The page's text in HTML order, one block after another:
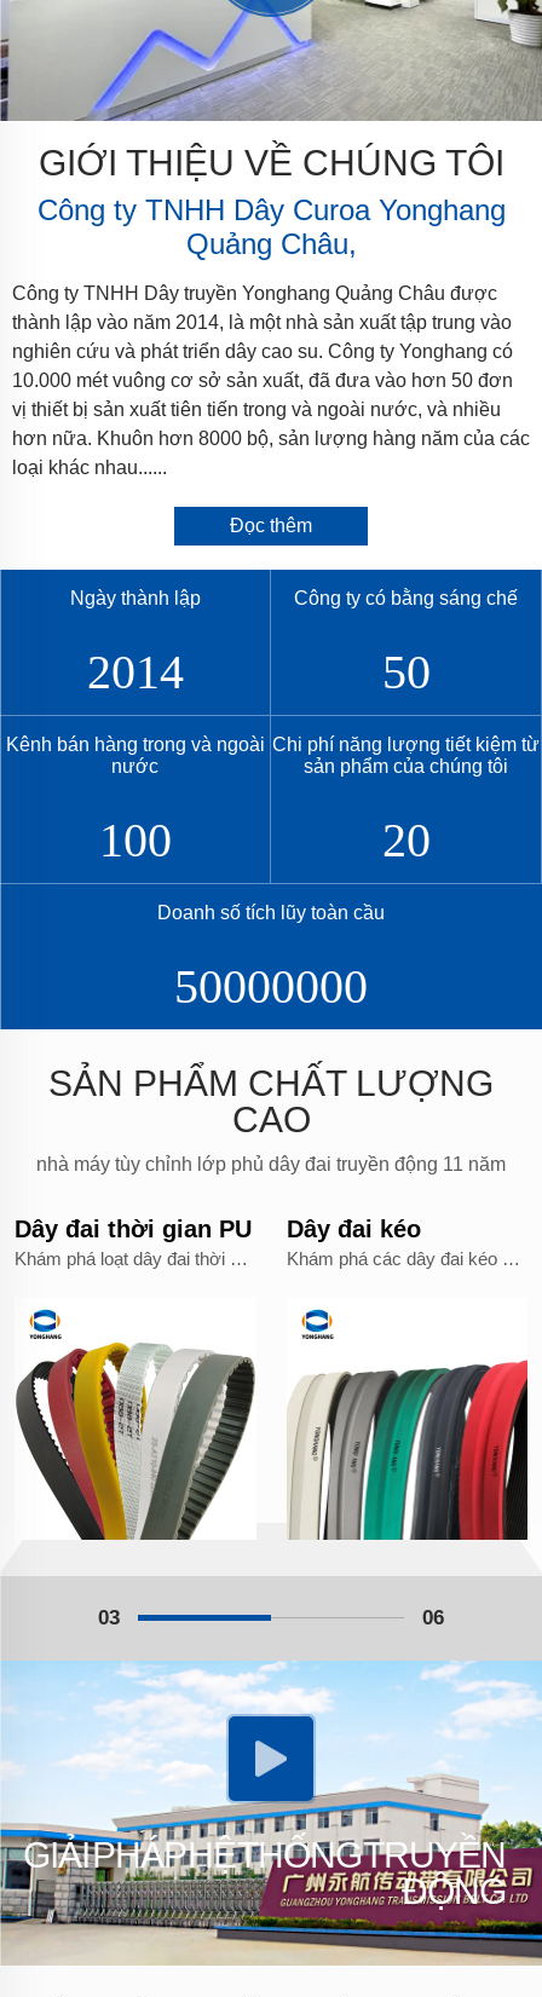
GIỚI THIỆU VỀ CHÚNG TÔI
Công ty TNHH Dây Curoa Yonghang
Quảng Châu,
Công ty TNHH Dây truyền Yonghang Quảng Châu được
thành lập vào năm 2014, là một nhà sản xuất tập trung vào
nghiên cứu và phát triển dây cao su. Công ty Yonghang có
10.000 mét vuông cơ sở sản xuất, đã đưa vào hơn 50 đơn
vị thiết bị sản xuất tiên tiến trong và ngoài nước, và nhiều
hơn nữa. Khuôn hơn 8000 bộ, sản lượng hàng năm của các
loại khác nhau......
Đọc thêm
Ngày thành lập
2014
Công ty có bằng sáng chế
50
Kênh bán hàng trong và ngoài
nước
100
Chi phí năng lượng tiết kiệm từ
sản phẩm của chúng tôi
20
Doanh số tích lũy toàn cầu
50000000
SẢN PHẨM CHẤT LƯỢNG
CAO
nhà máy tùy chỉnh lớp phủ dây đai truyền động 11 năm
Dây đai thời gian PU
Khám phá loạt dây đai thời gian PU cao cấp được thiết kế cho độ chính xác và độ tin cậy. Khám phá hiệu suất tối ưu cho nhiều ứng dụng công nghiệp khác nhau.
Dây đai kéo
Khám phá các dây đai kéo bền và đáng tin cậy của chúng tôi được thiết kế cho các ứng dụng kéo nặng. Dòng sản phẩm băng tải của chúng tôi được chế tạo để có hiệu suất vượt trội và độ bền lâu dài.
03 06
GIẢI PHÁP HỆ THỐNG TRUYỀN
ĐỘNG